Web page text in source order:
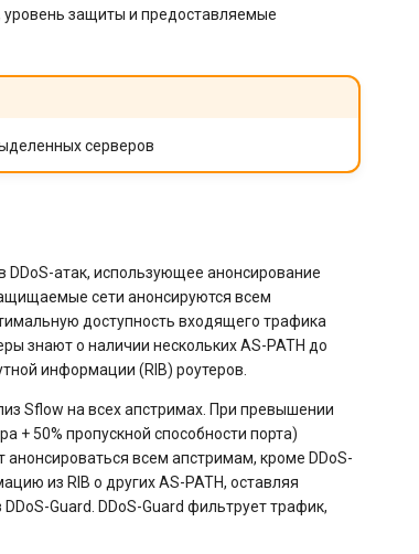
уровень защиты и предоставляемые
серверов
DDoS-атак, использующее анонсирование
сети анонсируются всем
доступность входящего трафика
знают о наличии нескольких AS-PATH до
информации (RIB) роутеров.
Sflow на всех апстримах. При превышении
+ 50% пропускной способности порта)
анонсироваться всем апстримам, кроме DDoS-
из RIB о других AS-PATH, оставляя
Guard. DDoS-Guard фильтрует трафик,